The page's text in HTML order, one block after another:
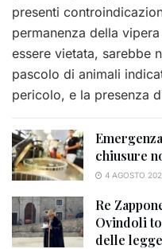
presenti
permanenza della
essere vietata, sarebbe
pascolo di animali
pericolo, e la presenza
chiusure
4 AGOSTO
Re
Ovindoli
delle